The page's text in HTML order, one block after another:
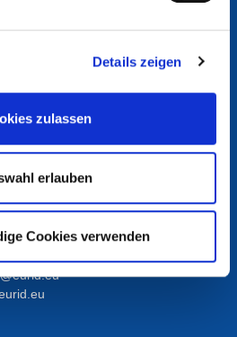
Details zeigen
zulassen
erlauben
Cookies verwenden
Domains vzw (EURid)